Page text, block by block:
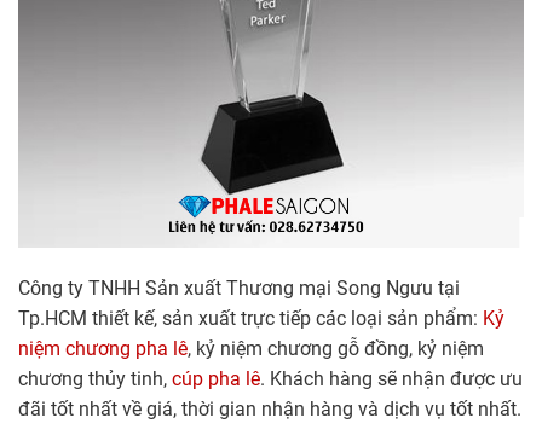
Công ty TNHH Sản xuất Thương mại Song Ngưu tại
Tp.HCM thiết kế, sản xuất trực tiếp các loại sản phẩm: Kỷ
niệm chương pha lê, kỷ niệm chương gỗ đồng, kỷ niệm
chương thủy tinh, cúp pha lê. Khách hàng sẽ nhận được ưu
đãi tốt nhất về giá, thời gian nhận hàng và dịch vụ tốt nhất.